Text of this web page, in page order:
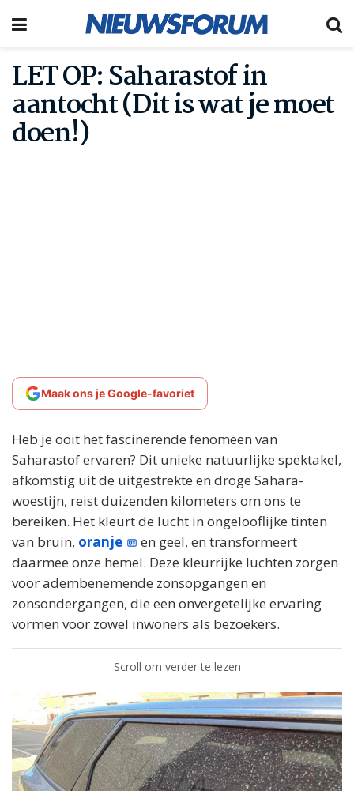
LET OP: Saharastof in
aantocht (Dit is wat je moet
doen!)
Maak ons je Google-favoriet
Heb je ooit het fascinerende fenomeen van
Saharastof ervaren? Dit unieke natuurlijke spektakel,
afkomstig uit de uitgestrekte en droge Sahara-
woestijn, reist duizenden kilometers om ons te
bereiken. Het kleurt de lucht in ongelooflijke tinten
van bruin, oranje
en geel, en transformeert
daarmee onze hemel. Deze kleurrijke luchten zorgen
voor adembenemende zonsopgangen en
zonsondergangen, die een onvergetelijke ervaring
vormen voor zowel inwoners als bezoekers.
Scroll om verder te lezen